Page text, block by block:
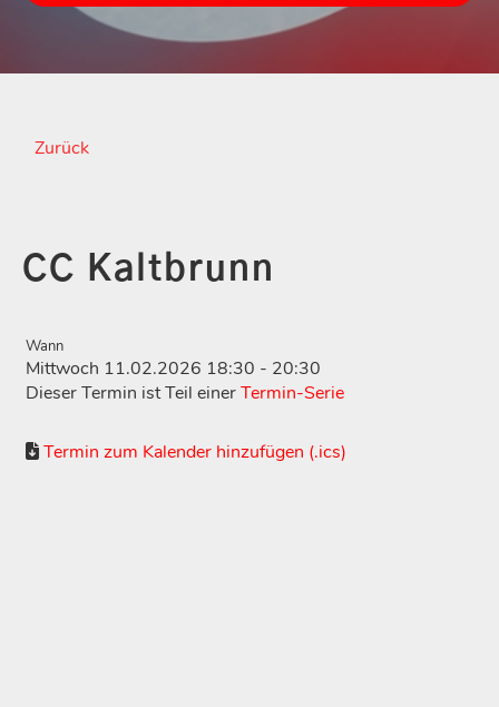
Zurück
CC Kaltbrunn
Wann
Mittwoch 11.02.2026 18:30 - 20:30
Dieser Termin ist Teil einerTermin-Serie
Termin zum Kalender hinzufügen (.ics)